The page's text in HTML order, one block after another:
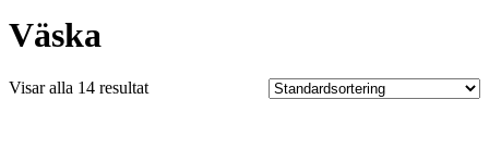
Väska
Visar alla 14 resultat